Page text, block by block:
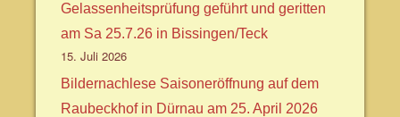
Gelassenheitsprüfung geführt und geritten
am Sa 25.7.26 in Bissingen/Teck
15. Juli 2026
Bildernachlese Saisoneröffnung auf dem
Raubeckhof in Dürnau am 25. April 2026